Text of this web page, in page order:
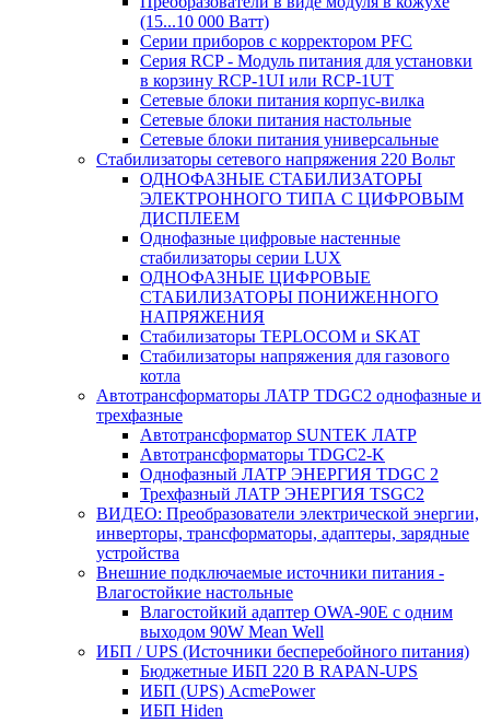
(15...10 000 Ватт)
Серии приборов с корректором PFC
Серия RCP - Модуль питания для установки
в корзину RCP-1UI или RCP-1UT
Сетевые блоки питания корпус-вилка
Сетевые блоки питания настольные
Сетевые блоки питания универсальные
Стабилизаторы сетевого напряжения 220 Вольт
ОДНОФАЗНЫЕ СТАБИЛИЗАТОРЫ
ЭЛЕКТРОННОГО ТИПА С ЦИФРОВЫМ
ДИСПЛЕЕМ
Однофазные цифровые настенные
стабилизаторы серии LUX
ОДНОФАЗНЫЕ ЦИФРОВЫЕ
СТАБИЛИЗАТОРЫ ПОНИЖЕННОГО
НАПРЯЖЕНИЯ
Стабилизаторы TEPLOCOM и SKAT
Стабилизаторы напряжения для газового
котла
Автотрансформаторы ЛАТР TDGC2 однофазные и
трехфазные
Автотрансформатор SUNTEK ЛАТР
Автотрансформаторы TDGC2-K
Однофазный ЛАТР ЭНЕРГИЯ TDGC 2
Трехфазный ЛАТР ЭНЕРГИЯ TSGC2
ВИДЕО: Преобразователи электрической энергии,
инверторы, трансформаторы, адаптеры, зарядные
устройства
Внешние подключаемые источники питания -
Влагостойкие настольные
Влагостойкий адаптер OWA-90E с одним
выходом 90W Mean Well
ИБП / UPS (Источники бесперебойного питания)
Бюджетные ИБП 220 В RAPAN-UPS
ИБП (UPS) AcmePower
ИБП Hiden